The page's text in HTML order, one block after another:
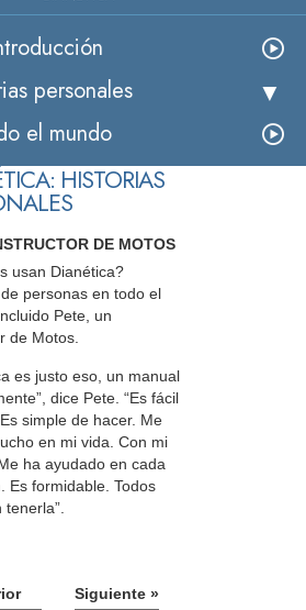
personales
el mundo
HISTORIAS
DE MOTOS
usan Dianética?
personas en todo el
Pete, un
de Motos.
es justo eso, un manual
dice Pete. “Es fácil
simple de hacer. Me
en mi vida. Con mi
ha ayudado en cada
Es formidable. Todos
Siguiente »